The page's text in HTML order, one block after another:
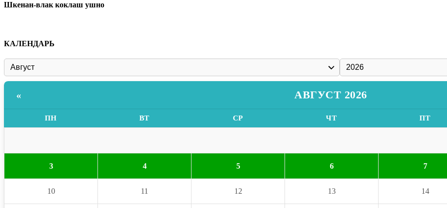
Шкенан-влак коклаш ушно
КАЛЕНДАРЬ
« АВГУСТ 2026
ПН ВТ СР ЧТ ПТ
3 4 5 6 7
10 11 12 13 14